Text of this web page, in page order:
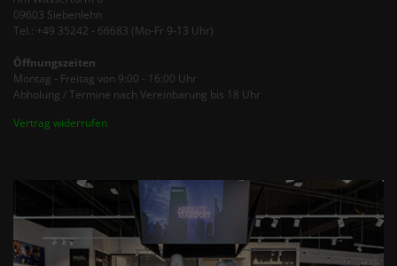
09603 Siebenlehn
Tel.: +49 35242 - 66683 (Mo-Fr 9-13 Uhr)
Öffnungszeiten
Montag - Freitag von 9:00 - 16:00 Uhr
Abholung / Termine nach Vereinbarung bis 18 Uhr
Vertrag widerrufen